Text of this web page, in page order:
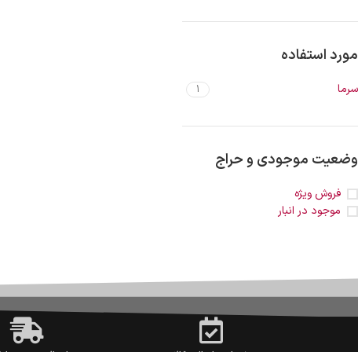
مورد استفاده
سرما 1
وضعیت موجودی و حراج
فروش ویژه
موجود در انبار